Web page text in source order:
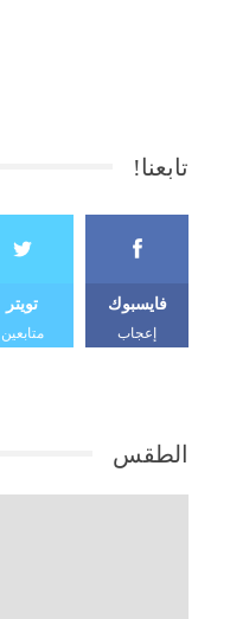
تابعنا!
فايسبوك
إعجاب
تويتر
متابعين
الطقس